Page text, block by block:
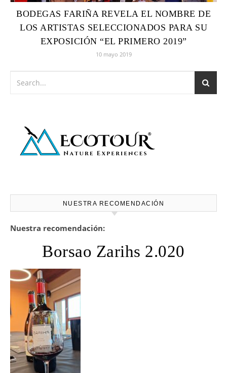
BODEGAS FARIÑA REVELA EL NOMBRE DE
LOS ARTISTAS SELECCIONADOS PARA SU
EXPOSICIÓN “EL PRIMERO 2019”
10 mayo 2019
NUESTRA RECOMENDACIÓN
Nuestra recomendación:
Borsao Zarihs 2.020